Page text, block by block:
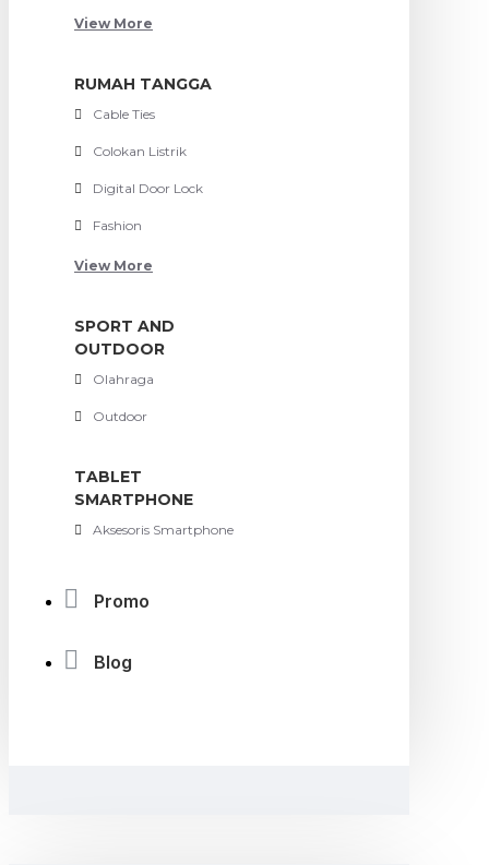
View More
RUMAH TANGGA
Cable Ties
Colokan Listrik
Digital Door Lock
Fashion
View More
SPORT AND
OUTDOOR
Olahraga
Outdoor
TABLET
SMARTPHONE
Aksesoris Smartphone
Promo
Blog